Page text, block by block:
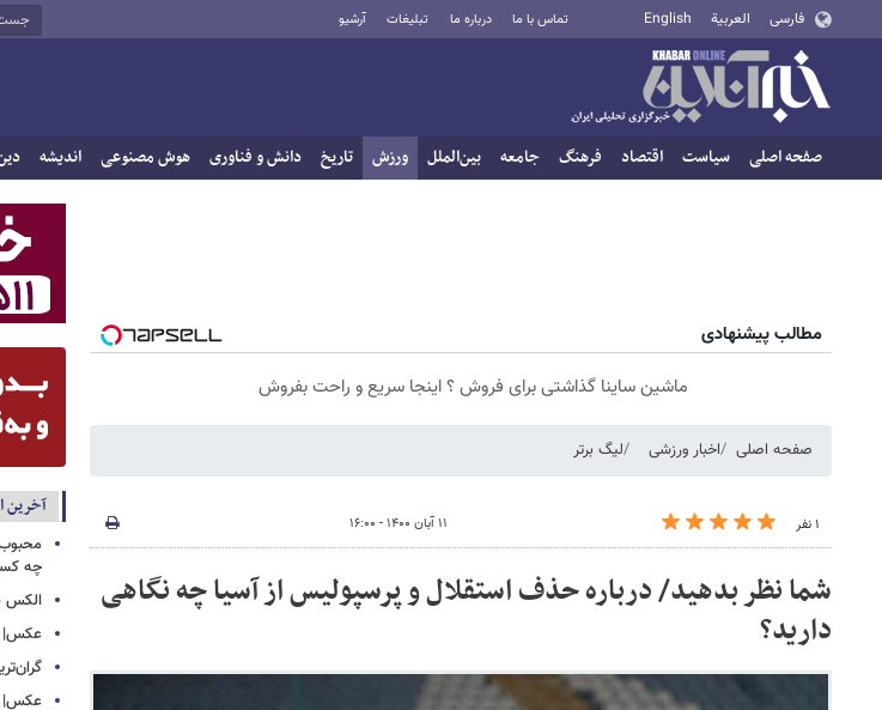
فارسی العربية English تماس با ما درباره ما تبلیغات آرشیو
صفحه اصلی سیاست اقتصاد فرهنگ جامعه بین‌الملل ورزش تاریخ دانش و فناوری هوش مصنوعی اندیشه
مطالب پیشنهادی
ماشین ساینا گذاشتی برای فروش ؟ اینجا سریع و راحت بفروش
صفحه اصلی اخبار ورزشی لیگ برتر
۱ نفر ۱۱ آبان ۱۴۰۰ - ۱۶:۰۰
شما نظر بدهید/ درباره حذف استقلال و پرسپولیس از آسیا چه نگاهی
دارید؟
آخرین
چه
الکس
عکس|
عکس|